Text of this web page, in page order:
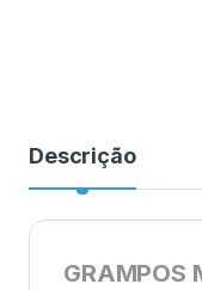
Descrição
GRAMPOS